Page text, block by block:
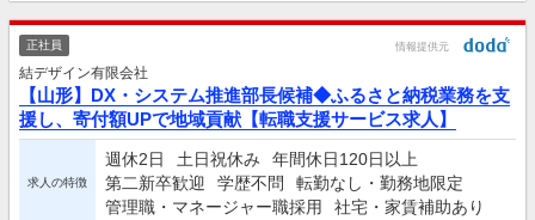
正社員 情報提供元
結デザイン有限会社
【山形】DX・システム推進部長候補◆ふるさと納税業務を支
援し、寄付額UPで地域貢献【転職支援サービス求人】
求人の特徴
週休2日 土日祝休み
年間休日120日以上
第二新卒歓迎
学歴不問
転勤なし・勤務地限定
管理職・マネージャー職採用
社宅・家賃補助あり